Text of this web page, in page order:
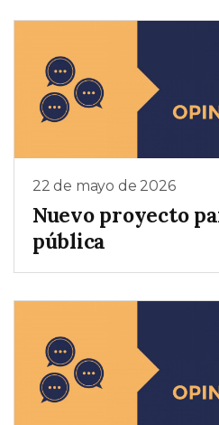
22 de mayo de 2026
Nuevo proyecto
pública